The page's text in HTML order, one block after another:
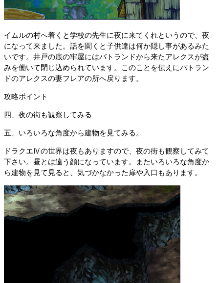
イムルの村へ着くと学校の先生に夜に来てくれというので、夜
になって来ました。話を聞くと子供達は何か隠し事があるみた
いです。井戸の底の牢屋にはバトランドから来たアレクスが盗
みを働いて閉じ込められています。このことを伝えにバトラン
ドのアレクスの妻フレアの所へ戻ります。
攻略ポイント
四、夜の街も観察してみる
五、いろいろな角度から建物を見てみる。
ドラクエⅣの世界は夜もありますので、夜の街も観察してみて
下さい。昼とは違う顔になっています。またいろいろな角度か
ら建物を見て見ると、気づかなかった扉や入口もあります。